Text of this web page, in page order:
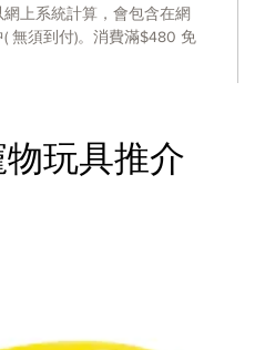
網上系統計算，會包含在網
( 無須到付)。消費滿$480 免
物玩具推介